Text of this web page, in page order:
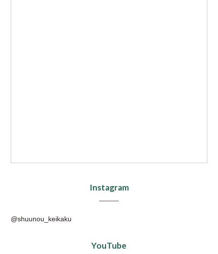
Instagram
@shuunou_keikaku
YouTube